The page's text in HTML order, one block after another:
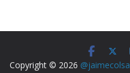
Copyright © 2026 @jaimecolsa